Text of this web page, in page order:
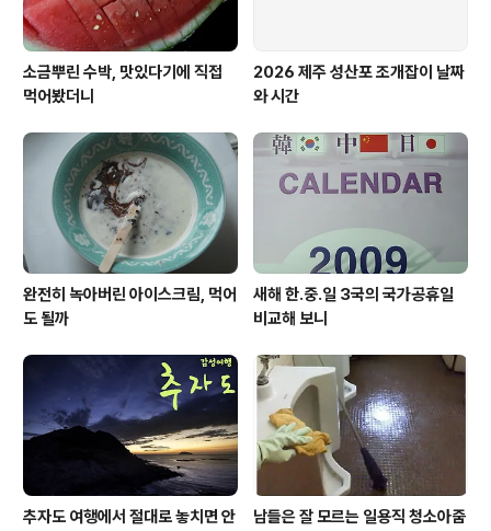
소금뿌린 수박, 맛있다기에 직접
먹어봤더니
2026 제주 성산포 조개잡이 날짜
와 시간
완전히 녹아버린 아이스크림, 먹어
도 될까
새해 한.중.일 3국의 국가공휴일
비교해 보니
추자도 여행에서 절대로 놓치면 안 남들은 잘 모르는 일용직 청소아줌